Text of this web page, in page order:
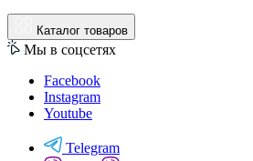
Каталог товаров
Мы в соцсетях
Facebook
Instagram
Youtube
Telegram